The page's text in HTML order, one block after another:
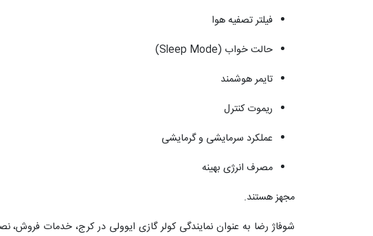
فیلتر تصفیه هوا
حالت خواب (Sleep Mode)
تایمر هوشمند
ریموت کنترل
عملکرد سرمایشی و گرمایشی
مصرف انرژی بهینه
مجهز هستند.
شوفاژ رضا به عنوان نمایندگی کولر گازی ایوولی در کرج، خدمات